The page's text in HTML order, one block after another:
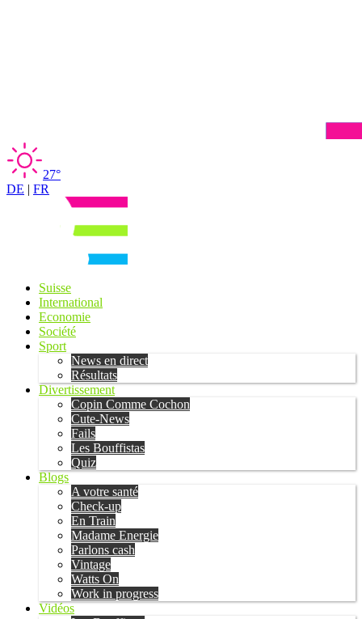
27°
DE | FR
Suisse
International
Economie
Société
Sport
News en direct
Résultats
Divertissement
Copin Comme Cochon
Cute-News
Fails
Les Bouffistas
Quiz
Blogs
A votre santé
Check-up
En Train
Madame Energie
Parlons cash
Vintage
Watts On
Work in progress
Vidéos